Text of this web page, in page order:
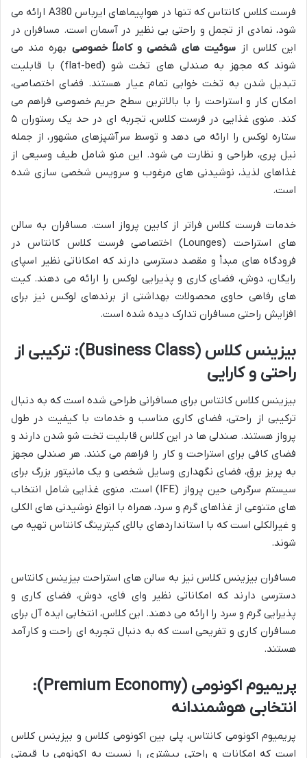
فرست کلاس کانتاس که تنها در هواپیماهای ایرباس A380 ارائه می
شود، نمادی از تجمل و راحتی بی نظیر در آسمان است. مسافران در
این کلاس از سوئیت های شخصی و کاملاً خصوصی بهره مند می
شوند که مجهز به صندلی های تخت شو (flat-bed) با قابلیت
تبدیل شدن به تخت خوابی تمام عیار هستند. فضای اختصاصی،
امکان کار و استراحت را با بالاترین سطح حریم خصوصی فراهم می
کند. منوی غذایی در فرست کلاس، تجربه ای در حد یک رستوران ۵
ستاره لوکس را ارائه می دهد و توسط سرآشپزهای مشهور، از جمله
نیل پری، طراحی و نظارت می شود. این منو شامل طیف وسیعی از
غذاهای لذیذ، نوشیدنی های مرغوب و سرویس شخصی سازی شده
است.
خدمات فرست کلاس فراتر از کابین پرواز است. مسافران به سالن
های استراحت (Lounges) اختصاصی فرست کلاس کانتاس در
فرودگاه های مبدأ و مقصد دسترسی دارند که امکاناتی نظیر اسپای
رایگان، دوش، فضای کاری و پذیرایی لوکس را ارائه می دهند. کیت
های رفاهی حاوی محصولات بهداشتی از برندهای لوکس نیز برای
افزایش راحتی مسافران تدارک دیده شده است.
بیزینس کلاس (Business Class): ترکیبی از
راحتی و کارایی
بیزینس کلاس کانتاس برای مسافرانی طراحی شده است که به دنبال
ترکیبی از راحتی، فضای کاری مناسب و خدمات با کیفیت در طول
پرواز هستند. صندلی ها در این کلاس قابلیت تخت شو شدن دارند و
فضای کافی برای استراحت و کار را فراهم می کنند. هر صندلی مجهز
به پریز برق، فضای نگهداری وسایل شخصی و یک مانیتور بزرگ برای
سیستم سرگرمی حین پرواز (IFE) است. منوی غذایی شامل انتخاب
های متنوعی از غذاهای گرم و سرد، همراه با انواع نوشیدنی های الکلی
و غیرالکلی است که با استانداردهای بالای کیترینگ کانتاس تهیه می
شوند.
مسافران بیزینس کلاس نیز به سالن های استراحت بیزینس کانتاس
دسترسی دارند که امکاناتی نظیر وای فای، دوش، فضای کاری و
پذیرایی گرم و سرد را ارائه می دهند. این کلاس، انتخابی ایده آل برای
مسافران کاری و تفریحی است که به دنبال تجربه ای راحت و کارآمد
هستند.
پریمیوم اکونومی (Premium Economy):
انتخابی هوشمندانه
پریمیوم اکونومی کانتاس، پلی بین اکونومی کلاس و بیزینس کلاس
است که امکانات و راحتی بیشتری را نسبت به اکونومی با قیمتی